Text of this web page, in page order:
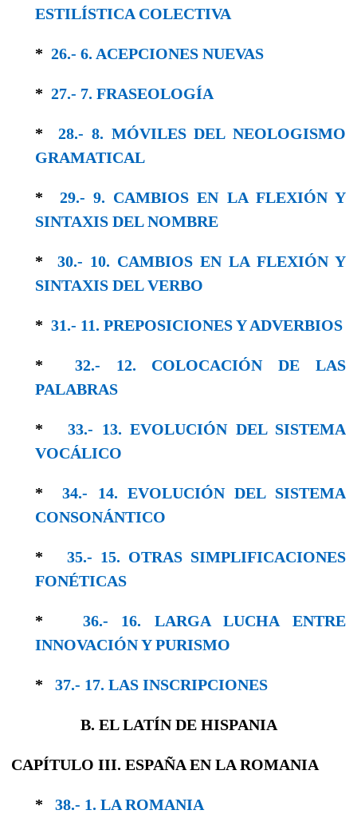
ESTILÍSTICA COLEC­TIVA
* 26.- 6. ACEPCIONES NUEVAS
* 27.- 7. FRASEOLOGÍA
*28.- 8. MÓVILES DEL NEOLOGISMO
GRAMA­TICAL
* 29.- 9. CAMBIOS EN LA FLEXIÓN Y
SINTAXIS DEL NOMBRE
* 30.- 10. CAMBIOS EN LA FLEXIÓN Y
SIN­TAXIS DEL VERBO
* 31.- 11. PREPOSICIONES Y ADVERBIOS
* 32.- 12. COLOCACIÓN DE LAS
PALABRAS
*33.- 13. EVOLUCIÓN DEL SISTEMA
VOCÁLICO
*34.- 14. EVOLUCIÓN DEL SISTEMA
CONSO­NÁNTICO
* 35.- 15. OTRAS SIMPLIFICACIONES
FONÉTICAS
* 36.- 16. LARGA LUCHA ENTRE
INNOVACIÓN Y PURISMO
* 37.- 17. LAS INSCRIPCIONES
B. EL LATÍN DE HISPANIA
CAPÍTULO III. ESPAÑA EN LA ROMANIA
* 38.- 1. LA ROMANIA